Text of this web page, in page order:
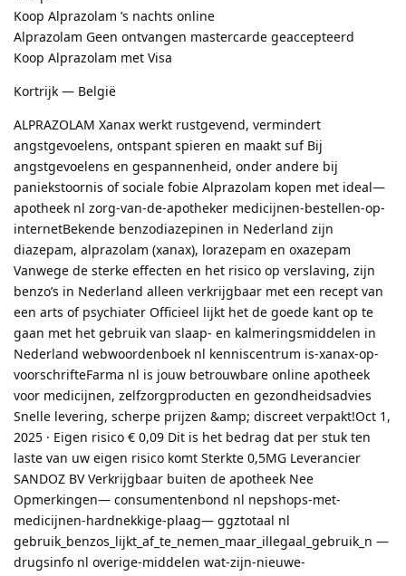
Koop Alprazolam ’s nachts online
Alprazolam Geen ontvangen mastercarde geaccepteerd
Koop Alprazolam met Visa
Kortrijk — België
ALPRAZOLAM Xanax werkt rustgevend, vermindert
angstgevoelens, ontspant spieren en maakt suf Bij
angstgevoelens en gespannenheid, onder andere bij
paniekstoornis of sociale fobie Alprazolam kopen met ideal—
apotheek nl zorg-van-de-apotheker medicijnen-bestellen-op-
internetBekende benzodiazepinen in Nederland zijn
diazepam, alprazolam (xanax), lorazepam en oxazepam
Vanwege de sterke effecten en het risico op verslaving, zijn
benzo’s in Nederland alleen verkrijgbaar met een recept van
een arts of psychiater Officieel lijkt het de goede kant op te
gaan met het gebruik van slaap- en kalmeringsmiddelen in
Nederland webwoordenboek nl kenniscentrum is-xanax-op-
voorschrifteFarma nl is jouw betrouwbare online apotheek
voor medicijnen, zelfzorgproducten en gezondheidsadvies
Snelle levering, scherpe prijzen &amp; discreet verpakt!Oct 1,
2025 · Eigen risico € 0,09 Dit is het bedrag dat per stuk ten
laste van uw eigen risico komt Sterkte 0,5MG Leverancier
SANDOZ BV Verkrijgbaar buiten de apotheek Nee
Opmerkingen— consumentenbond nl nepshops-met-
medicijnen-hardnekkige-plaag— ggztotaal nl
gebruik_benzos_lijkt_af_te_nemen_maar_illegaal_gebruik_n —
drugsinfo nl overige-middelen wat-zijn-nieuwe-